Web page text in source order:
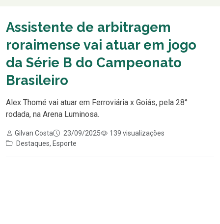
Assistente de arbitragem
roraimense vai atuar em jogo
da Série B do Campeonato
Brasileiro
Alex Thomé vai atuar em Ferroviária x Goiás, pela 28°
rodada, na Arena Luminosa.
Gilvan Costa 23/09/2025
139 visualizações
Destaques, Esporte